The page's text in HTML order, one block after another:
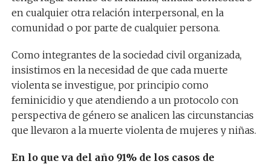
en cualquier otra relación interpersonal, en la
comunidad o por parte de cualquier persona.
Como integrantes de la sociedad civil organizada,
insistimos en la necesidad de que cada muerte
violenta se investigue, por principio como
feminicidio y que atendiendo a un protocolo con
perspectiva de género se analicen las circunstancias
que llevaron a la muerte violenta de mujeres y niñas.
En lo que va del año 91% de los casos de